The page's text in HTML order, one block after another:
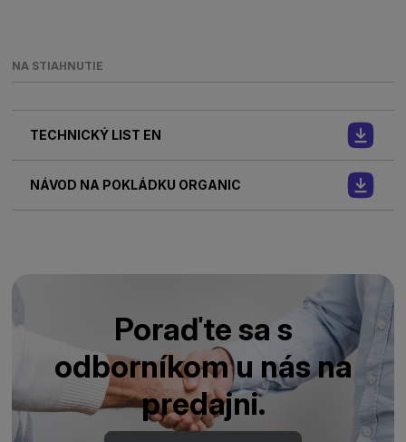
NA STIAHNUTIE
TECHNICKÝ LIST EN
NÁVOD NA POKLÁDKU ORGANIC
Poraďte sa s
odborníkom u nás na
predajni.